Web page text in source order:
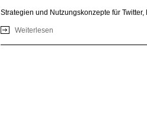
Strategien und Nutzungskonzepte für
Weiterlesen